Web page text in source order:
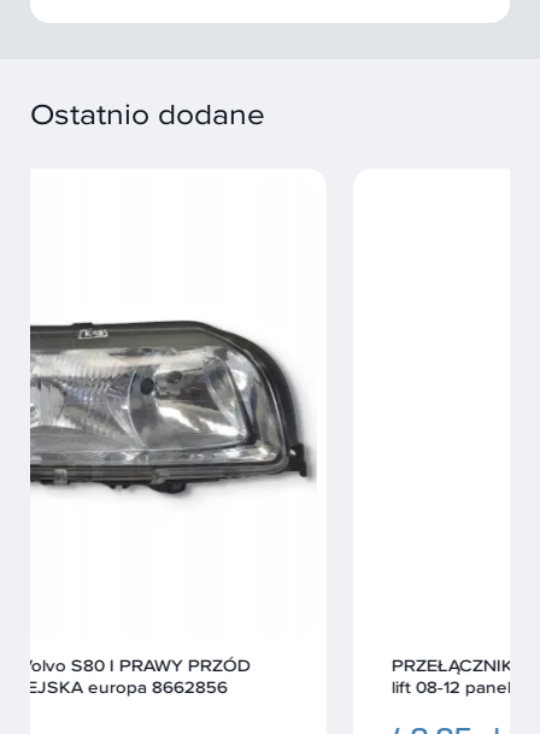
Ostatnio dodane
PRZEŁĄCZNIK WŁĄCZNIK ŚWIATEŁ Audi A6 C6
lift 08-12 panel